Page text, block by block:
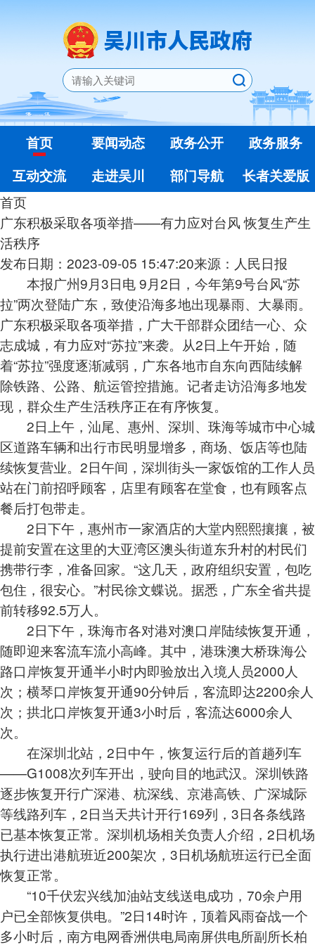
首页 要闻动态 政务公开
政务服务
互动交流
走进吴川 部门导航
长者关爱版
首页
广东积极采取各项举措——有力应对台风 恢复生产生
活秩序
发布日期：2023-09-05 15:47:20来源：人民日报
本报广州9月3日电 9月2日，今年第9号台风“苏
拉”两次登陆广东，致使沿海多地出现暴雨、大暴雨。
广东积极采取各项举措，广大干部群众团结一心、众
志成城，有力应对“苏拉”来袭。从2日上午开始，随
着“苏拉”强度逐渐减弱，广东各地市自东向西陆续解
除铁路、公路、航运管控措施。记者走访沿海多地发
现，群众生产生活秩序正在有序恢复。
2日上午，汕尾、惠州、深圳、珠海等城市中心城
区道路车辆和出行市民明显增多，商场、饭店等也陆
续恢复营业。2日午间，深圳街头一家饭馆的工作人员
站在门前招呼顾客，店里有顾客在堂食，也有顾客点
餐后打包带走。
2日下午，惠州市一家酒店的大堂内熙熙攘攘，被
提前安置在这里的大亚湾区澳头街道东升村的村民们
携带行李，准备回家。“这几天，政府组织安置，包吃
包住，很安心。”村民徐文蝶说。据悉，广东全省共提
前转移92.5万人。
2日下午，珠海市各对港对澳口岸陆续恢复开通，
随即迎来客流车流小高峰。其中，港珠澳大桥珠海公
路口岸恢复开通半小时内即验放出入境人员2000人
次；横琴口岸恢复开通90分钟后，客流即达2200余人
次；拱北口岸恢复开通3小时后，客流达6000余人
次。
在深圳北站，2日中午，恢复运行后的首趟列车
——G1008次列车开出，驶向目的地武汉。深圳铁路
逐步恢复开行广深港、杭深线、京港高铁、广深城际
等线路列车，2日当天共计开行169列，3日各条线路
已基本恢复正常。深圳机场相关负责人介绍，2日机场
执行进出港航班近200架次，3日机场航班运行已全面
恢复正常。
“10千伏宏兴线加油站支线送电成功，70余户用
户已全部恢复供电。”2日14时许，顶着风雨奋战一个
多小时后，南方电网香洲供电局南屏供电所副所长柏